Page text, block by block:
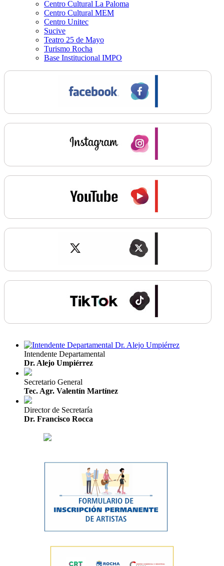
Centro Cultural La Paloma
Centro Cultural MEM
Centro Unitec
Sucive
Teatro 25 de Mayo
Turismo Rocha
Base Institucional IMPO
Intendente Departamental
Dr. Alejo Umpiérrez
Secretario General
Tec. Agr. Valentín Martínez
Director de Secretaría
Dr. Francisco Rocca